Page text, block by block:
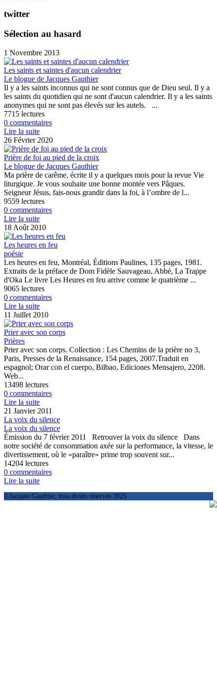
twitter
Sélection au hasard
1 Novembre 2013
Les saints et saintes d'aucun calendrier
Le blogue de Jacques Gauthier
Il y a les saints inconnus qui ne sont connus que de Dieu seul. Il y a
les saints du quotidien qui ne sont d'aucun calendrier. Il y a les saints
anonymes qui ne sont pas élevés sur les autels. ...
7715 lectures
0 commentaires
Lire la suite
26 Février 2020
Prière de foi au pied de la croix
Le blogue de Jacques Gauthier
Ma prière de carême, écrite il y a quelques mois pour la revue Vie
liturgique. Je vous souhaite une bonne montée vers Pâques.
Seigneur Jésus, fais-nous grandir dans la foi, à l’ombre de l...
9559 lectures
0 commentaires
Lire la suite
18 Août 2010
Les heures en feu
poésie
Les heures en feu, Montréal, Éditions Paulines, 135 pages, 1981.
Extraits de la préface de Dom Fidèle Sauvageau, Abbé, La Trappe
d'Oka Le livre Les Heures en feu arrive comme le quatrième ...
9065 lectures
0 commentaires
Lire la suite
11 Juillet 2010
Prier avec son corps
Prières
Prier avec son corps. Collection : Les Chemins de la prière no 3,
Paris, Presses de la Renaissance, 154 pages, 2007.Traduit en
espagnol; Orar con el cuerpo, Bilbao, Ediciones Mensajero, 2208.
Web...
13498 lectures
0 commentaires
Lire la suite
21 Janvier 2011
La voix du silence
La voix du silence
Émission du 7 février 2011 Retrouver la voix du silence Dans
notre société de consommation axée sur la performance, la vitesse, le
divertissement, où le «paraître» prime trop souvent sur...
14204 lectures
0 commentaires
Lire la suite
©Jacques Gauthier, tous droits réservés 2025